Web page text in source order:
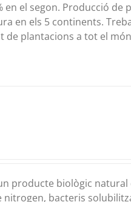
el segon. Producció de
en els 5 continents.
de plantacions a tot el
producte biològic
nitrogen, bacteris